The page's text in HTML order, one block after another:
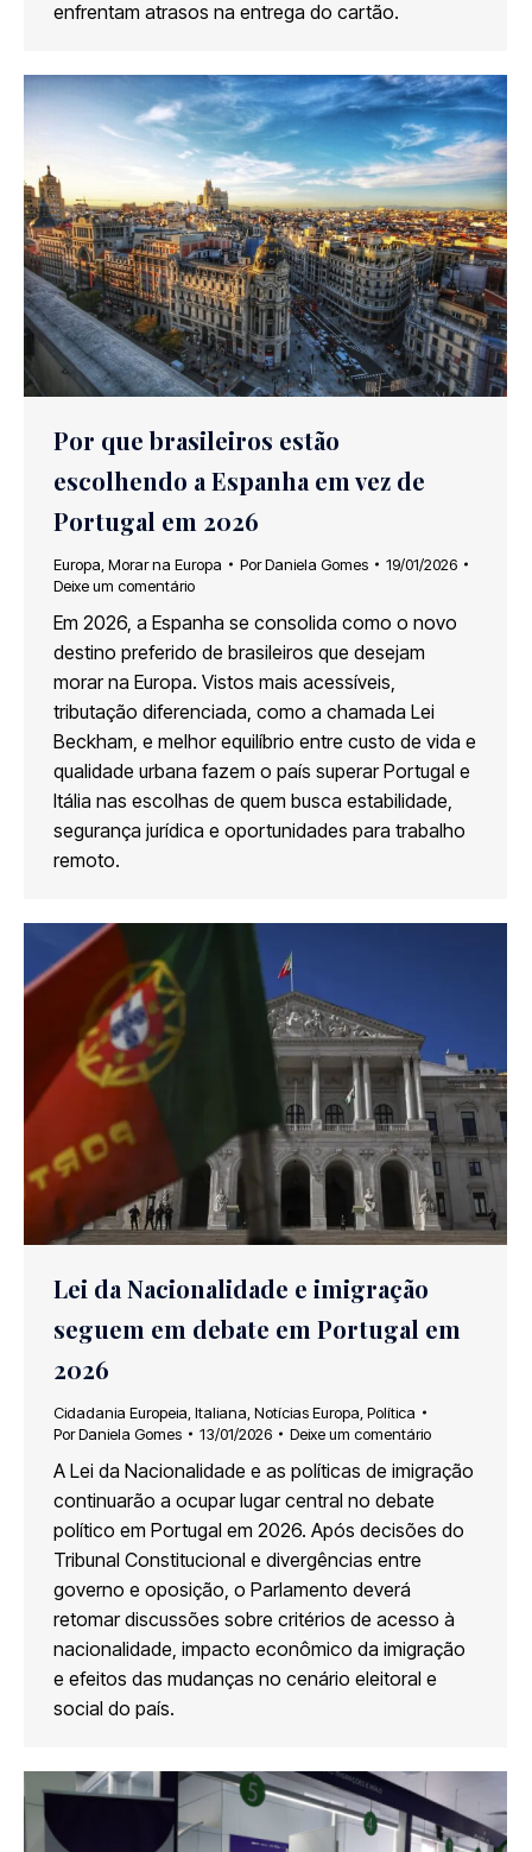
enfrentam atrasos na entrega do cartão.
Por que brasileiros estão
escolhendo a Espanha em vez de
Portugal em 2026
Europa Morar na Europa PorDaniela Gomes
19/01/2026
Deixe um comentário
Em 2026, a Espanha se consolida como o novo
destino preferido de brasileiros que desejam
morar na Europa. Vistos mais acessíveis,
tributação diferenciada, como a chamada Lei
Beckham, e melhor equilíbrio entre custo de vida e
qualidade urbana fazem o país superar Portugal e
Itália nas escolhas de quem busca estabilidade,
segurança jurídica e oportunidades para trabalho
remoto.
Lei da Nacionalidade e imigração
seguem em debate em Portugal em
2026
Cidadania Europeia Italiana Notícias Europa Política
PorDaniela Gomes 13/01/2026 Deixe um comentário
A Lei da Nacionalidade e as políticas de imigração
continuarão a ocupar lugar central no debate
político em Portugal em 2026. Após decisões do
Tribunal Constitucional e divergências entre
governo e oposição, o Parlamento deverá
retomar discussões sobre critérios de acesso à
nacionalidade, impacto econômico da imigração
e efeitos das mudanças no cenário eleitoral e
social do país.